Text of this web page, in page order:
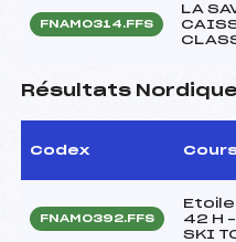
FNAM0314.FFS
LA
Résultats
Codex
FNAM0392.FFS
42 H
SKI